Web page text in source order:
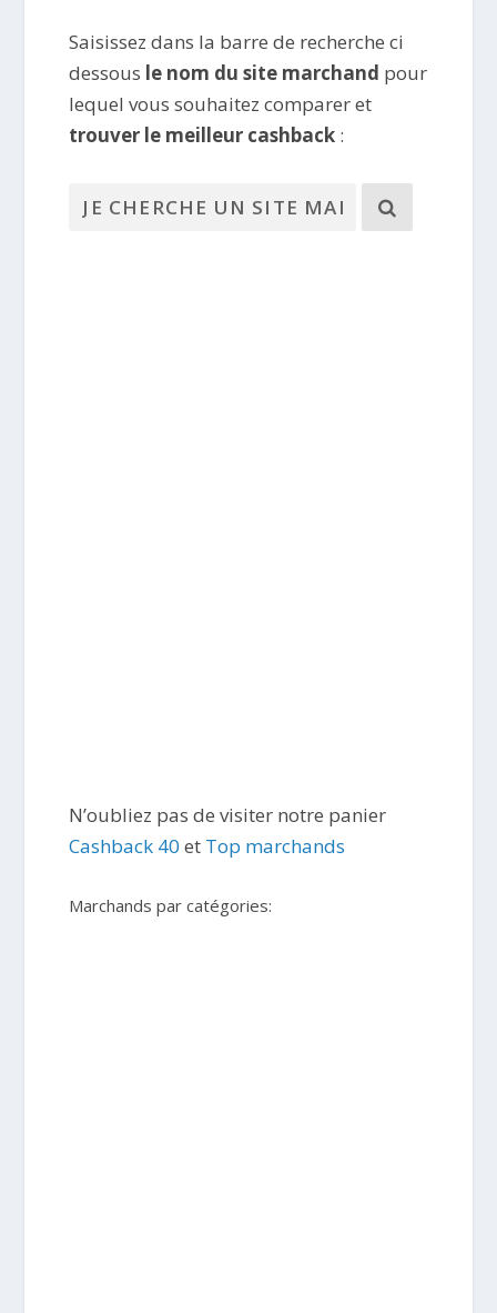
Saisissez dans la barre de recherche ci
dessous le nom du site marchand pour
lequel vous souhaitez comparer et
trouver le meilleur cashback :
N’oubliez pas de visiter notre panier
Cashback 40 et Top marchands
Marchands par catégories: